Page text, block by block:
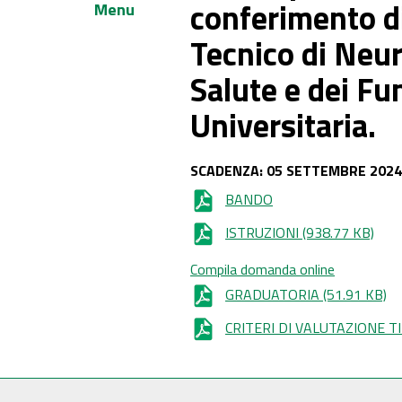
Menu conferimento
Tecnico di
Salute e dei
Universitaria.
SCADENZA: 05 SETTEMBRE 2024
BANDO
ISTRUZIONI (938.77 KB)
Compila domanda online
GRADUATORIA (51.91 KB)
CRITERI DI VALUTAZIONE